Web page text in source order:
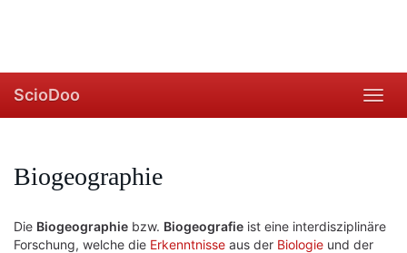
ScioDoo
Biogeographie
Die Biogeographie bzw. Biogeografie ist eine interdisziplinäre
Forschung, welche die Erkenntnisse aus der Biologie und der